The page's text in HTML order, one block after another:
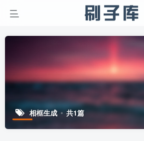
相框生成 共1篇